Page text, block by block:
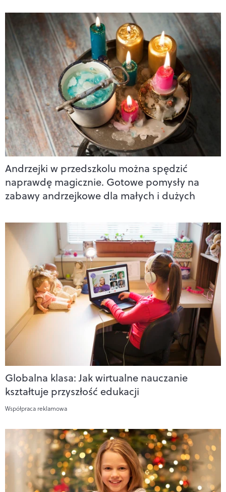
Andrzejki w przedszkolu można spędzić
naprawdę magicznie. Gotowe pomysły na
zabawy andrzejkowe dla małych i dużych
Globalna klasa: Jak wirtualne nauczanie
kształtuje przyszłość edukacji
Współpraca reklamowa